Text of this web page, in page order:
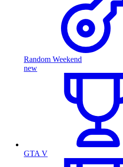
Random Weekend
new
GTA V